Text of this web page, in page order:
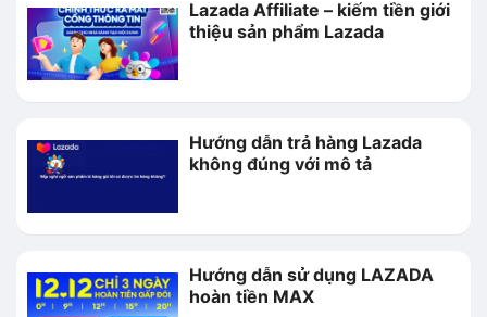
Lazada Affiliate – kiếm tiền giới
thiệu sản phẩm Lazada
Hướng dẫn trả hàng Lazada
không đúng với mô tả
Hướng dẫn sử dụng LAZADA
hoàn tiền MAX